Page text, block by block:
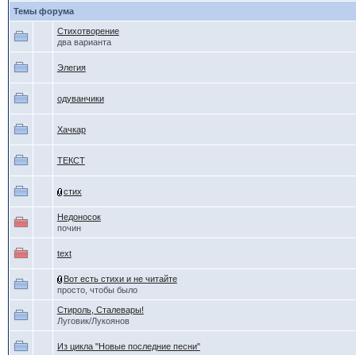
Темы форума
Стихотворение
два варианта
Элегия
одуванчики
Хачкар
ТЕКСТ
стих
Недоносок
почин
text
Вот есть стихи и не читайте
просто, чтобы было
Стироль, Сталевары!
Луговик/Лукоянов
Из цикла "Новые последние песни"